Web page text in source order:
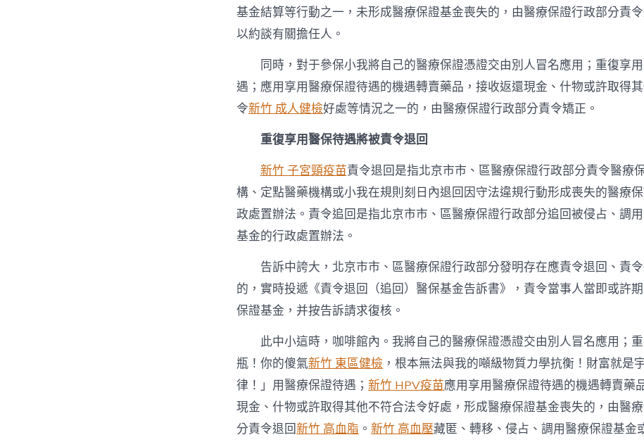
基金結算等行動之一，未形成醫療保證基金喪失的，由醫療保證行政部分責
以約談有關擔任人。
同時，對于參保小我將自己的醫療保證憑證交由別人冒名應用；重復享
遇；應用享用醫療保證待遇的機遇轉賣藥品，接收返還現金、什物或許取得
令新竹 成人健檢好處等情況之一的，由醫療保證行政部分責令矯正。
重復享用醫保待遇將被責令退回
新竹 子宮頸疫苗責令退回是指北京市市、區醫療保證行政部分責令醫療
構、定點醫藥機構或小我在規則刻日內退回因守法違規行動形成喪失的醫療
政處置辦法。責令追回是指北京市市、區醫療保證行政部分追回被侵占、調
基金的行政處置辦法。
告訴中誇大，北京市市、區醫療保證行政部分發明存在應責令退回、責
的，實時投遞《責令退回（追回）醫保基金告訴書》，責令當事人當即或許
保證基金，并按告訴請求復核。
此中小這時，咖啡館內。我將自己的醫療保證憑證交由別人冒名應用；
瓶！你的傻氣新竹 東區健檢 ，根本無法與我的噸級物質力學抗衡！財富就是
律！」用醫療保證待遇； 新竹 HPV疫苗應用享用醫療保證待遇的機遇轉賣藥
現金、什物或許取得其他不符合法令好處，形成醫療保證基金喪失的，由醫
分責令退回新竹 高血脂 。 新竹 高血壓藏匿、轉移、侵占、調用醫療保證基金